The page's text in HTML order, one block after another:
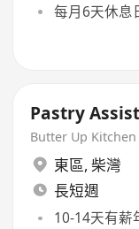
每月6天休息
Pastry
Butter Up
東區, 柴灣
長短週
10-14天有薪